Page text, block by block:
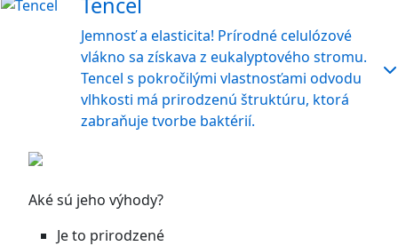
Jemnosť a elasticita! Prírodné celulózové
vlákno sa získava z eukalyptového stromu.
Tencel s pokročilými vlastnosťami odvodu
vlhkosti má prirodzenú štruktúru, ktorá
zabraňuje tvorbe baktérií.
Aké sú jeho výhody?
Je to prirodzené